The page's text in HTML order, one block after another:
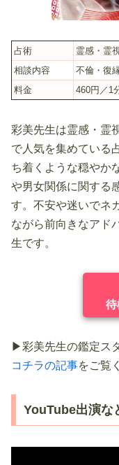
占術
霊感・霊
相談内容
不倫・復
料金
460円／1
彩美先生は霊感・霊
で人気を集めている
ち着くような穏やか
や男女関係に関する
す。不安や迷いでネ
ながら前向きなアド
生です。
待
▶彩美先生の鑑定ス
コチラの記事をご覧
YouTube出演な